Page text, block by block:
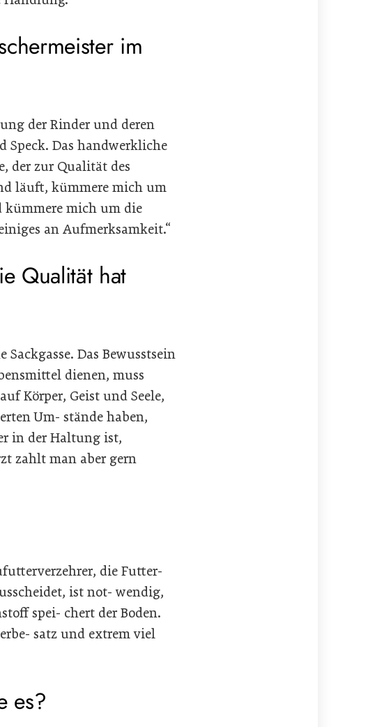
im
der Rinder und deren
Speck. Das handwerkliche
der zur Qualität des
läuft, kümmere mich um
kümmere mich um die
an Aufmerksamkeit.“
Qualität hat
Das Bewusstsein
dienen, muss
Körper, Geist und Seele,
Um- stände haben,
in der Haltung ist,
zahlt man aber gern
die Futter-
ist not- wendig,
spei- chert der Boden.
satz und extrem viel
es?